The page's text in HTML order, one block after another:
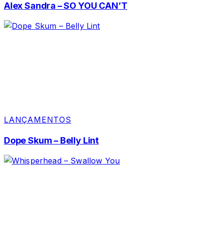
Alex Sandra – SO YOU CAN’T
LANÇAMENTOS
Dope Skum – Belly Lint